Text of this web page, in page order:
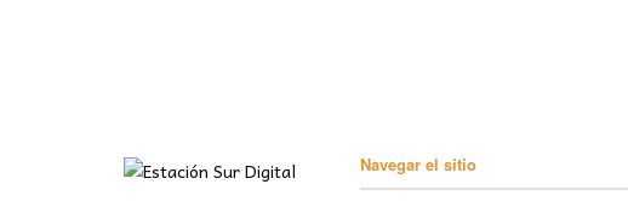
Navegar el sitio